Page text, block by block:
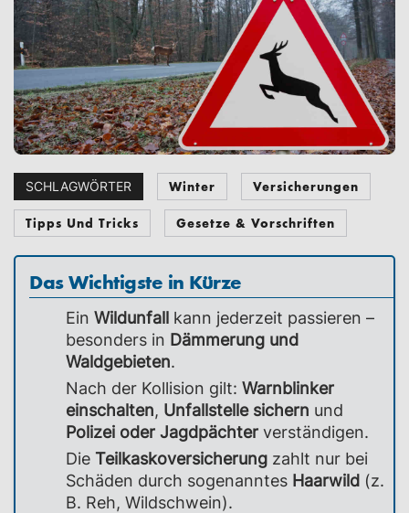
SCHLAGWÖRTER Winter Versicherungen
Tipps Und Tricks Gesetze & Vorschriften
Das Wichtigste in Kürze
Ein Wildunfall kann jederzeit passieren –
besonders in Dämmerung und
Waldgebieten.
Nach der Kollision gilt: Warnblinker
einschalten, Unfallstelle sichern und
Polizei oder Jagdpächter verständigen.
Die Teilkaskoversicherung zahlt nur bei
Schäden durch sogenanntes Haarwild (z.
B. Reh, Wildschwein).